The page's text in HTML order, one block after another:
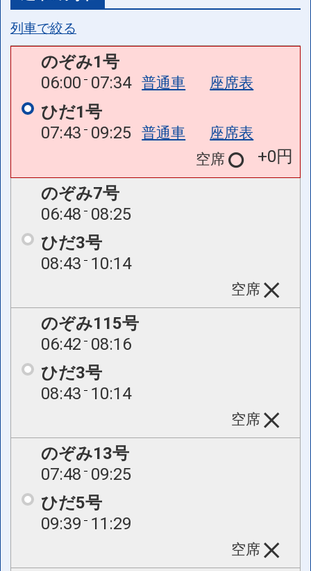
列車で絞る
のぞみ1号
06:00 07:34 普通車 座席表
ひだ1号
07:43 09:25 普通車
座席表
空席
+0円
のぞみ7号
06:48 08:25
ひだ3号
08:43 10:14
空席
のぞみ115号
06:42 08:16
ひだ3号
08:43 10:14
空席
のぞみ13号
07:48 09:25
ひだ5号
09:39 11:29
空席